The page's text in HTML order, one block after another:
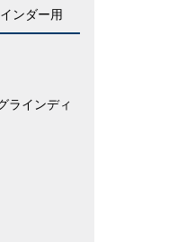
ンダー用
ラインディ